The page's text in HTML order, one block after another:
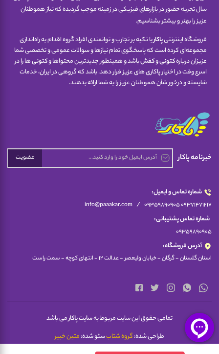
سال تجربه حضور در بازارهای فیزیکی در زمینه موجب گردیده که نیاز هموطنان
عزیز را بهتر و بیشتر بشناسیم.
فروشگاه اینترنتیپاکاربا تکیه بر تجارب و توانمندی افراد گروه اقدام به راه‌اندازی
مجموعه‌ای کرده است که پاسخگوی تمام نیازها و سوالات عمومی و تخصصی شما
عزیزان دربارهکتونیوکفشباشد و همینطور جدیدترین محتواها وکتونیها را در
اسرع وقت در اختیار پاکاری های عزیز قرار دهد. باشد که گروهی در ایران، خدمات
شایسته و درخور شأن هموطنان عزیز را به شما ارائه بدهند.
خبرنامه پاکار عضویت
شماره تماس و ایمیل:
info@paaakar.com / 09359890905 09371471217
شماره تماس پشتیبانی:
09359890905
آدرس فروشگاه:
استان گلستان - گرگان - خیابان ولیعصر - عدالت 12 - انتهای کوچه - سمت راست
تمامی حقوق این سایت مربوط بهسایت پاکارمی باشد
طراحی شده:گروه شتابسئو شده:متین خبیر